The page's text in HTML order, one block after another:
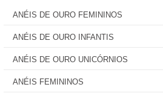
ANÉIS DE OURO FEMININOS
ANÉIS DE OURO INFANTIS
ANÉIS DE OURO UNICÓRNIOS
ANÉIS FEMININOS